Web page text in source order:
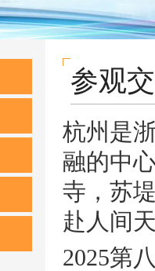
参观
杭州是
融的中
寺，苏
赴人间
2025第